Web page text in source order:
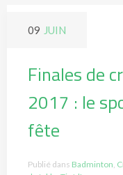
09 JUIN
Finales de
2017 : le
fête
Publié dans Badminton,